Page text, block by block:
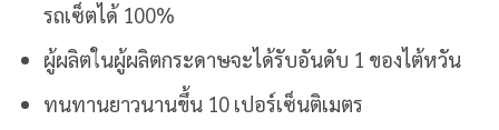
รถเซ็ตได้ 100%
ผู้ผลิตในผู้ผลิตกระดาษจะได้รับอันดับ 1 ของไต้หวัน
ทนทานยาวนานขึ้น 10 เปอร์เซ็นติเมตร